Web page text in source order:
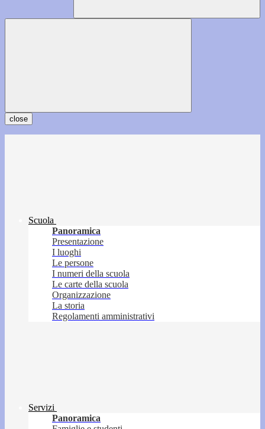
close
Scuola
Panoramica
Presentazione
I luoghi
Le persone
I numeri della scuola
Le carte della scuola
Organizzazione
La storia
Regolamenti amministrativi
Servizi
Panoramica